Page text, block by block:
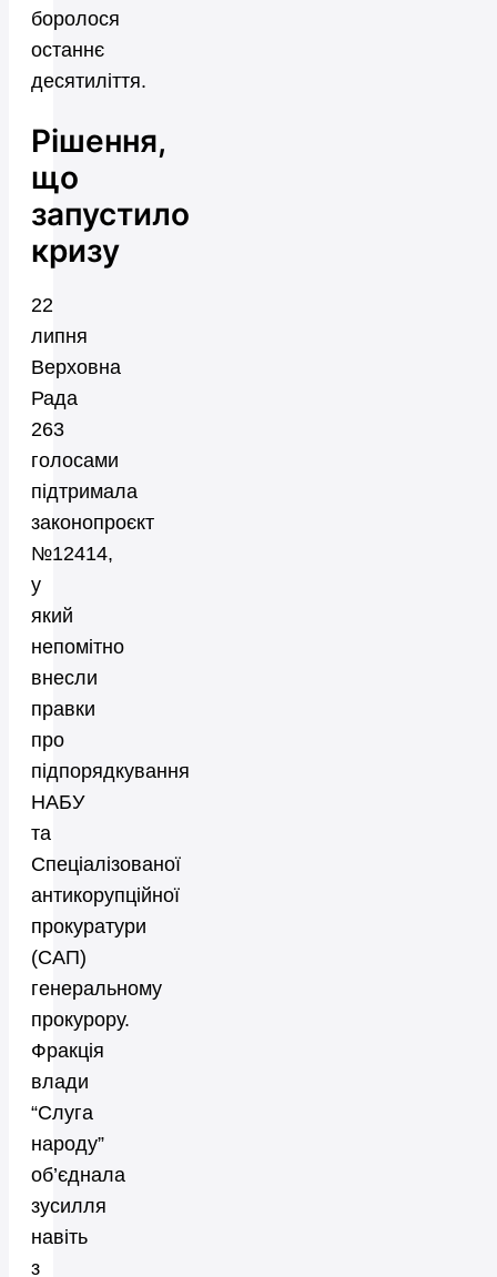
боролося
останнє
десятиліття.
Рішення,
що
запустило
кризу
22
липня
Верховна
Рада
263
голосами
підтримала
законопроєкт
№12414,
у
який
непомітно
внесли
правки
про
підпорядкування
НАБУ
та
Спеціалізованої
антикорупційної
прокуратури
(САП)
генеральному
прокурору.
Фракція
влади
“Слуга
народу”
об’єднала
зусилля
навіть
з